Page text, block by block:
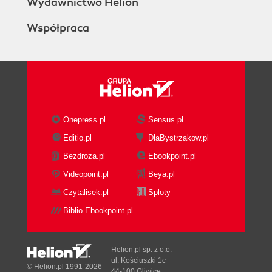
Współpraca
Onepress.pl
Sensus.pl
Editio.pl
DlaBystrzakow.pl
Bezdroza.pl
Ebookpoint.pl
Videopoint.pl
Beya.pl
Czytalisek.pl
Sploty
Biblio.Ebookpoint.pl
© Helion.pl 1991-2026
Helion.pl sp. z o.o.
ul. Kościuszki 1c